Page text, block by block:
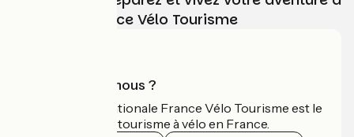
vélo avec France Vélo Tourisme
Qui sommes-nous ?
L'association nationale France Vélo Tourisme est le
guide officiel du tourisme à vélo en France.